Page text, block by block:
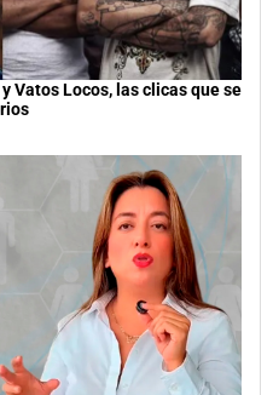
Vatos Locos, las clicas que se